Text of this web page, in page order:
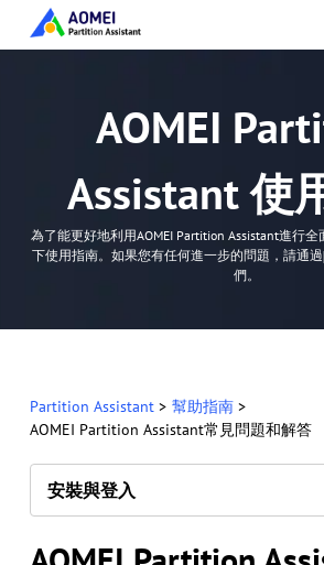
AOMEI
Assistant 使
為了能更好地利用AOMEI Partition Assistant進行
下使用指南。如果您有任何進一步的問題，請通過
們。
Partition Assistant> 幫助指南>
AOMEI Partition Assistant常見問題和解答
安裝與登入